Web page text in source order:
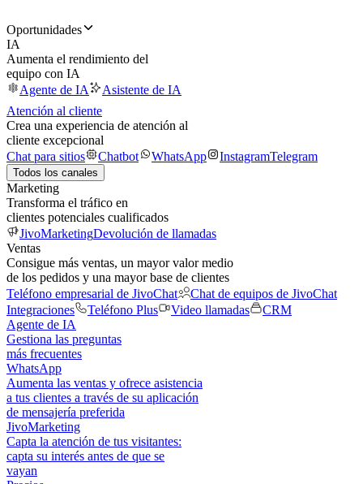
Oportunidades
IA
Aumenta el rendimiento del
equipo con IA
Agente de IA
Asistente de IA
Atención al cliente
Crea una experiencia de atención al
cliente excepcional
Chat para sitios
Chatbot WhatsApp InstagramTelegram
Todos los canales
Marketing
Transforma el tráfico en
clientes potenciales cualificados
JivoMarketingDevolución de llamadas
Ventas
Consigue más ventas, un mayor valor medio
de los pedidos y una mayor base de clientes
Teléfono empresarial de JivoChat
Chat de equipos de JivoChat
Integraciones
Teléfono Plus Video llamadas
CRM
Agente de IA
Gestiona las preguntas
más frecuentes
WhatsApp
Aumenta las ventas y ofrece asistencia
a tus clientes a través de su aplicación
de mensajería preferida
JivoMarketing
Capta la atención de tus visitantes:
capta su interés antes de que se
vayan